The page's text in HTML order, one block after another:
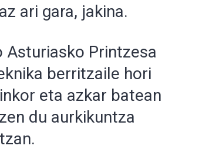
ari gara, jakina.
Asturiasko Printzesa
berritzaile hori
eta azkar batean
du aurkikuntza